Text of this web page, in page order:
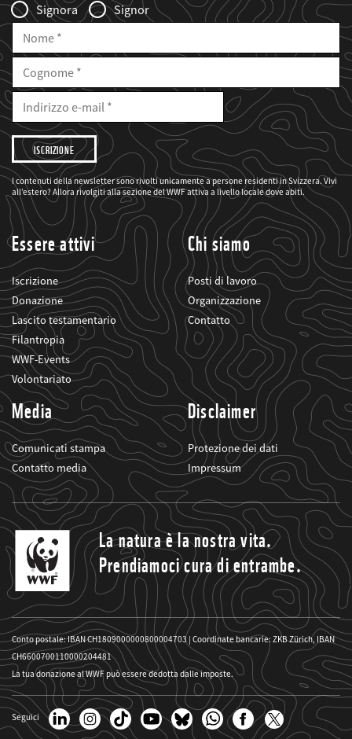
Signora
Signor
Nome
Cognome
E-
Mail
Indirizzo
mail
Desidero
che
il
WWF
mi
informi
sui
suoi
progetti
I contenuti della newsletter sono rivolti unicamente a persone residenti in Svizzera. Vivi
all’estero? Allora rivolgiti alla sezione del WWF attiva a livello locale dove abiti.
Essere attivi
Iscrizione
Donazione
Lascito testamentario
Filantropia
WWF-Events
Volontariato
Chi siamo
Posti di lavoro
Organizzazione
Contatto
Media
Comunicati stampa
Contatto media
Disclaimer
Protezione dei dati
Impressum
La natura è la nostra vita.
Prendiamoci cura di entrambe.
Conto postale: IBAN CH1809000000800004703 | Coordinate bancarie: ZKB Zürich, IBAN
CH6600700110000204481
La tua donazione al WWF può essere dedotta dalle imposte.
Seguici